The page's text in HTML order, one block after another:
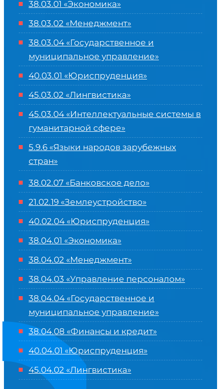
38.03.01 «Экономика»
38.03.02 «Менеджмент»
38.03.04 «Государственное и
муниципальное управление»
40.03.01 «Юриспруденция»
45.03.02 «Лингвистика»
45.03.04 «Интеллектуальные системы в
гуманитарной сфере»
5.9.6 «Языки народов зарубежных
стран»
38.02.07 «Банковское дело»
21.02.19 «Землеустройство»
40.02.04 «Юриспруденция»
38.04.01 «Экономика»
38.04.02 «Менеджмент»
38.04.03 «Управление персоналом»
38.04.04 «Государственное и
муниципальное управление»
38.04.08 «Финансы и кредит»
40.04.01 «Юриспруденция»
45.04.02 «Лингвистика»